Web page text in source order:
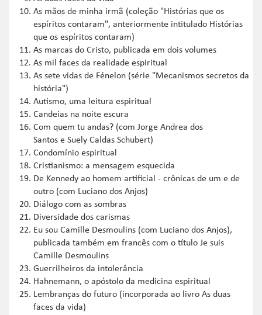
As mãos de minha irmã (coleção "Histórias que os
espíritos contaram", anteriormente intitulado Histórias
que os espíritos contaram)
As marcas do Cristo, publicada em dois volumes
As mil faces da realidade espiritual
As sete vidas de Fénelon (série "Mecanismos secretos da
história")
Autismo, uma leitura espiritual
Candeias na noite escura
Com quem tu andas? (com Jorge Andrea dos
Santos e Suely Caldas Schubert)
Condomínio espiritual
Cristianismo: a mensagem esquecida
De Kennedy ao homem artificial - crônicas de um e de
outro (com Luciano dos Anjos)
Diálogo com as sombras
Diversidade dos carismas
Eu sou Camille Desmoulins (com Luciano dos Anjos),
publicada também em francês com o título Je suis
Camille Desmoulins
Guerrilheiros da intolerância
Hahnemann, o apóstolo da medicina espiritual
Lembranças do futuro (incorporada ao livro As duas
faces da vida)